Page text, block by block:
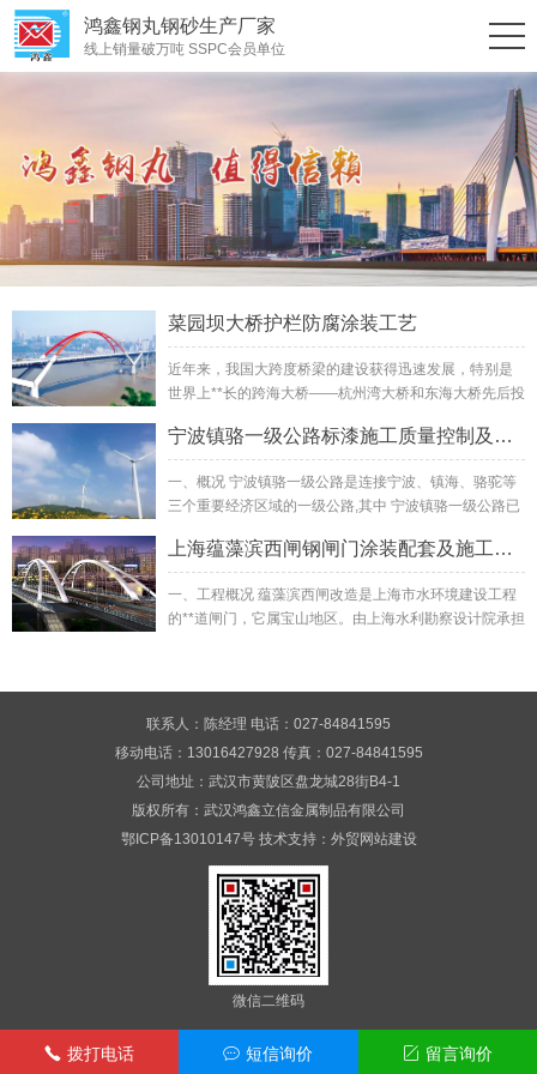
鸿鑫钢丸钢砂生产厂家
线上销量破万吨 SSPC会员单位
菜园坝大桥护栏防腐涂装工艺
近年来，我国大跨度桥梁的建设获得迅速发展，特别是
世界上**长的跨海大桥——杭州湾大桥和东海大桥先后投
世界先进水平...
宁波镇骆一级公路标漆施工质量控制及跟踪调查
一、概况 宁波镇骆一级公路是连接宁波、镇海、骆驼等
三个重要经济区域的一级公路,其中 宁波镇骆一级公路已
上海蕴藻滨西闸钢闸门涂装配套及施工工艺
一、工程概况 蕴藻滨西闸改造是上海市水环境建设工程
的**道闸门，它属宝山地区。由上海水利勘察设计院承担
联系人：陈经理 电话：027-84841595
移动电话：13016427928 传真：027-84841595
公司地址：武汉市黄陂区盘龙城28街B4-1
版权所有：武汉鸿鑫立信金属制品有限公司
鄂ICP备13010147号技术支持： 外贸网站建设
微信二维码
拨打电话 短信询价 留言询价